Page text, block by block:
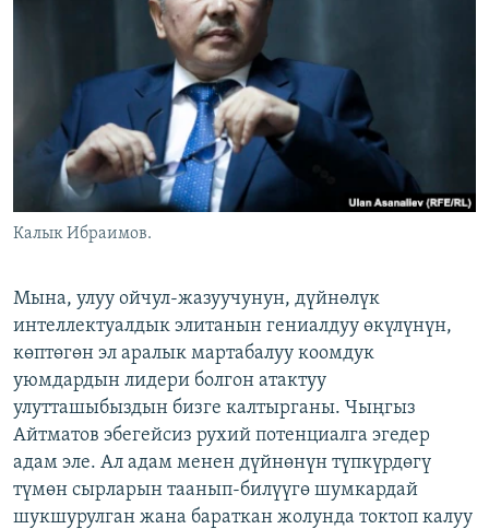
Калык Ибраимов.
Мына, улуу ойчул-жазуучунун, дүйнөлүк
интеллектуалдык элитанын гениалдуу өкүлүнүн,
көптөгөн эл аралык мартабалуу коомдук
уюмдардын лидери болгон атактуу
улутташыбыздын бизге калтырганы. Чыңгыз
Айтматов эбегейсиз рухий потенциалга эгедер
адам эле. Ал адам менен дүйнөнүн түпкүрдөгү
түмөн сырларын таанып-билүүгө шумкардай
шукшурулган жана бараткан жолунда токтоп калуу